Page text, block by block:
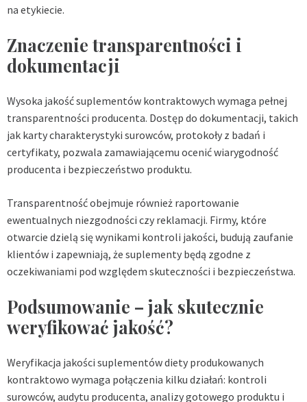
na etykiecie.
Znaczenie transparentności i
dokumentacji
Wysoka jakość suplementów kontraktowych wymaga pełnej
transparentności producenta. Dostęp do dokumentacji, takich
jak karty charakterystyki surowców, protokoły z badań i
certyfikaty, pozwala zamawiającemu ocenić wiarygodność
producenta i bezpieczeństwo produktu.
Transparentność obejmuje również raportowanie
ewentualnych niezgodności czy reklamacji. Firmy, które
otwarcie dzielą się wynikami kontroli jakości, budują zaufanie
klientów i zapewniają, że suplementy będą zgodne z
oczekiwaniami pod względem skuteczności i bezpieczeństwa.
Podsumowanie – jak skutecznie
weryfikować jakość?
Weryfikacja jakości suplementów diety produkowanych
kontraktowo wymaga połączenia kilku działań: kontroli
surowców, audytu producenta, analizy gotowego produktu i